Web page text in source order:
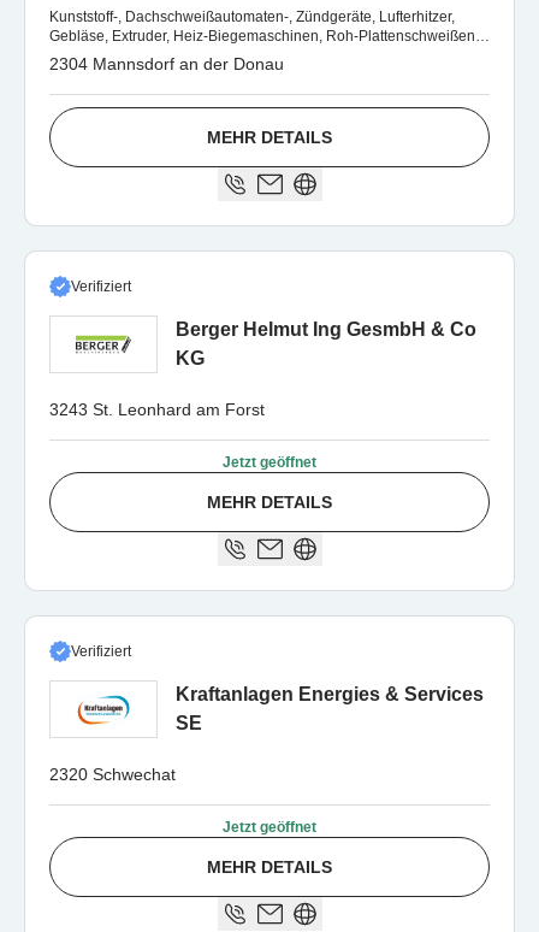
Kunststoff-, Dachschweißautomaten-, Zündgeräte, Lufterhitzer,
Gebläse, Extruder, Heiz-Biegemaschinen, Roh-Plattenschweißen,
Schweißdraht, Filament
2304 Mannsdorf an der Donau
MEHR DETAILS
Verifiziert
Berger Helmut Ing GesmbH & Co
KG
3243 St. Leonhard am Forst
Jetzt geöffnet
MEHR DETAILS
Verifiziert
Kraftanlagen Energies & Services
SE
2320 Schwechat
Jetzt geöffnet
MEHR DETAILS